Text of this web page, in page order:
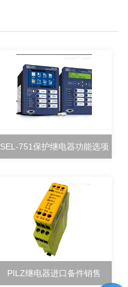
SEL-751保护继电器功能选项
PILZ继电器进口备件销售